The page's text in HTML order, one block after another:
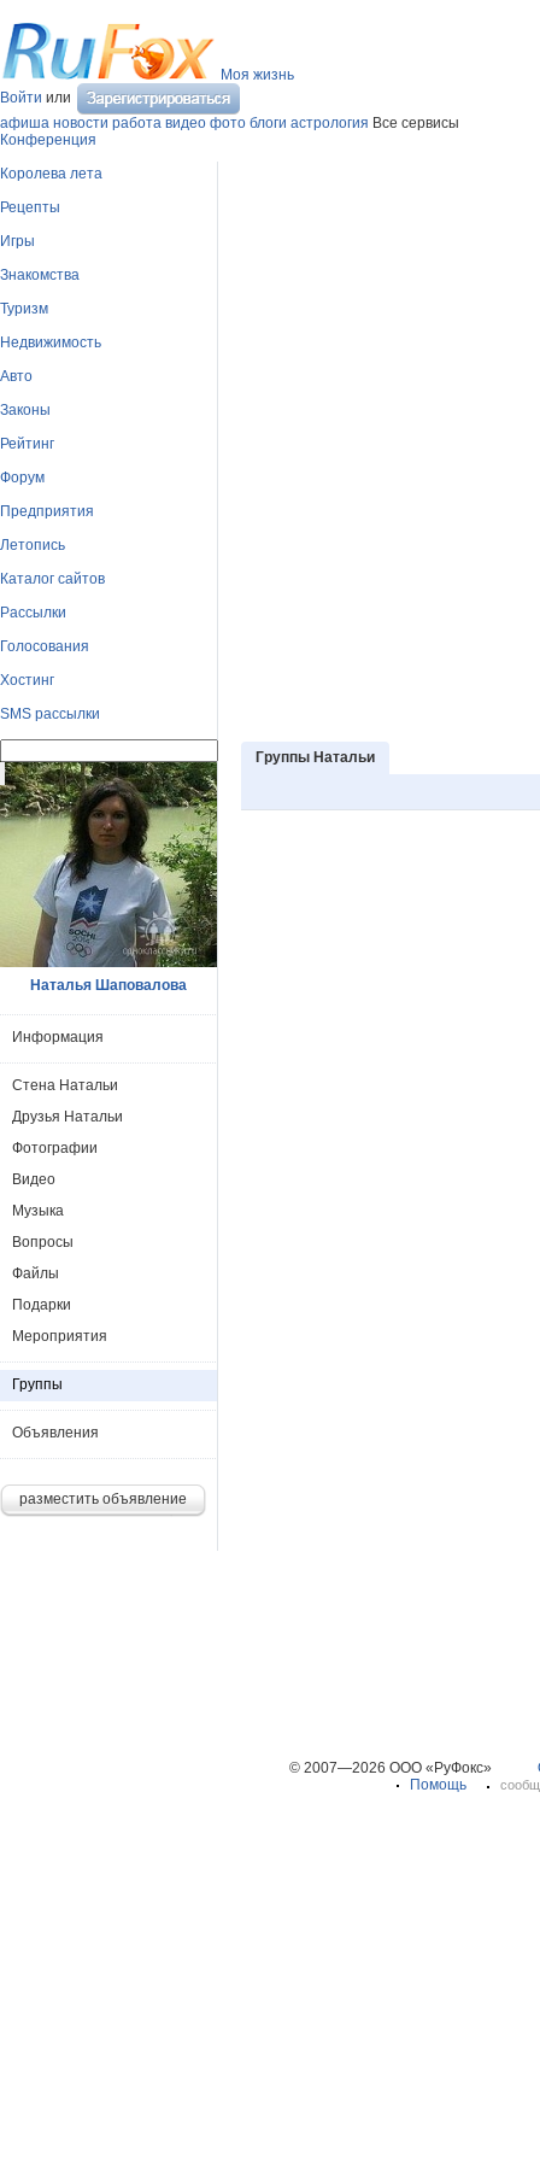
Моя жизнь
Войти или
афиша новости работа видео фото блоги астрология Все сервисы
Конференция
Королева лета
Рецепты
Игры
Знакомства
Туризм
Недвижимость
Авто
Законы
Рейтинг
Форум
Предприятия
Летопись
Каталог сайтов
Рассылки
Голосования
Хостинг
SMS рассылки
Группы Натальи
Наталья Шаповалова
Информация
Стена Натальи
Друзья Натальи
Фотографии
Видео
Музыка
Вопросы
Файлы
Подарки
Мероприятия
Группы
Объявления
разместить объявление
© 2007—2026 ООО «РуФокс»
Помощь